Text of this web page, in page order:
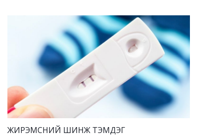
ЖИРЭМСНИЙ ШИНЖ ТЭМДЭГ